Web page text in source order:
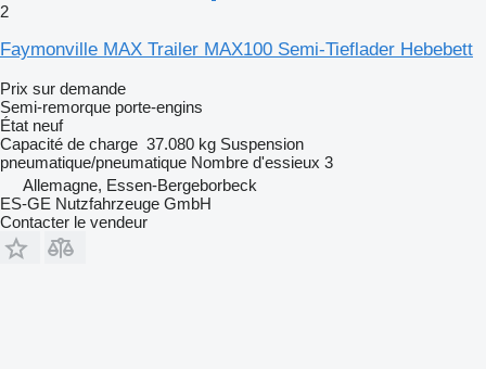
2
Faymonville MAX Trailer MAX100 Semi-Tieflader Hebebett
Prix sur demande
Semi-remorque porte-engins
État neuf
Capacité de charge 37.080 kg Suspension
pneumatique/pneumatique Nombre d'essieux 3
Allemagne, Essen-Bergeborbeck
ES-GE Nutzfahrzeuge GmbH
Contacter le vendeur